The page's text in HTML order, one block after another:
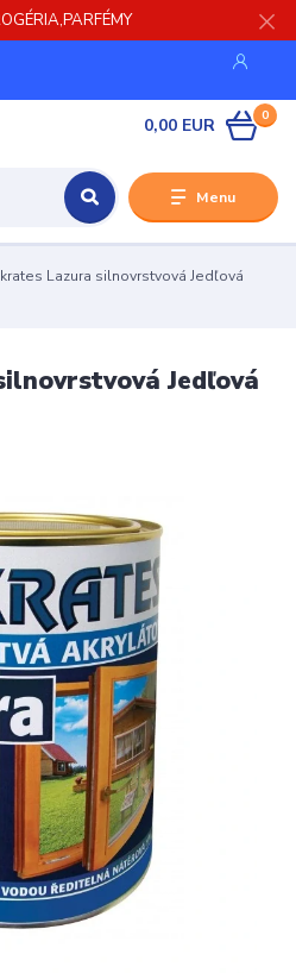
Menu
0
0,00 EUR
Lazura silnovrstvová Jedľová
Jedľová